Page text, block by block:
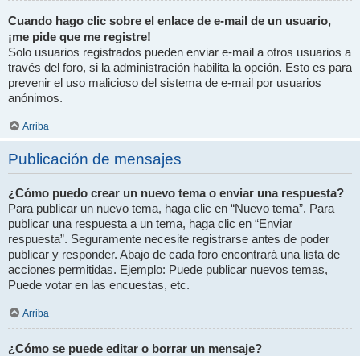
Cuando hago clic sobre el enlace de e-mail de un usuario,
¡me pide que me registre!
Solo usuarios registrados pueden enviar e-mail a otros usuarios a
través del foro, si la administración habilita la opción. Esto es para
prevenir el uso malicioso del sistema de e-mail por usuarios
anónimos.
Arriba
Publicación de mensajes
¿Cómo puedo crear un nuevo tema o enviar una respuesta?
Para publicar un nuevo tema, haga clic en “Nuevo tema”. Para
publicar una respuesta a un tema, haga clic en “Enviar
respuesta”. Seguramente necesite registrarse antes de poder
publicar y responder. Abajo de cada foro encontrará una lista de
acciones permitidas. Ejemplo: Puede publicar nuevos temas,
Puede votar en las encuestas, etc.
Arriba
¿Cómo se puede editar o borrar un mensaje?